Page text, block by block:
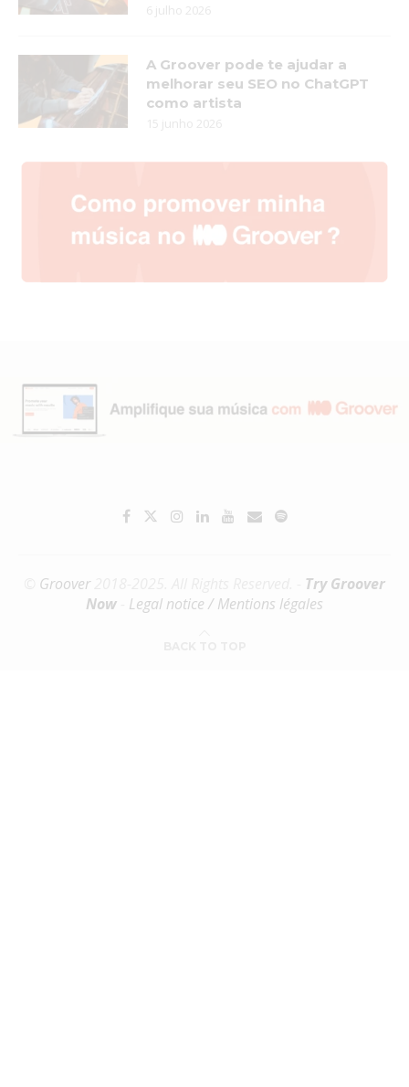
6 julho 2026
A Groover pode te ajudar a
melhorar seu SEO no ChatGPT
como artista
15 junho 2026
Groover2018-2025. All Rights Reserved. - Try Groover
Now
Legal notice / Mentions légales